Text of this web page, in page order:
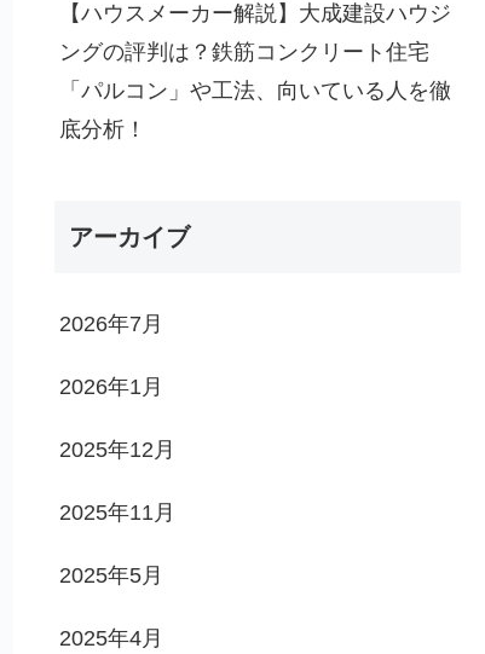
【ハウスメーカー解説】大成建設ハウジ
ングの評判は？鉄筋コンクリート住宅
「パルコン」や工法、向いている人を徹
底分析！
アーカイブ
2026年7月
2026年1月
2025年12月
2025年11月
2025年5月
2025年4月